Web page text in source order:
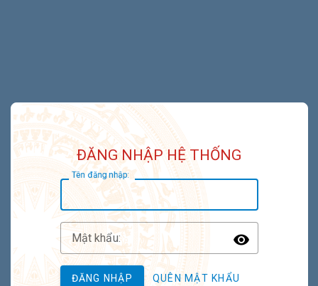
ĐĂNG NHẬP HỆ THỐNG
Tên đăng nhập:
Mật khẩu:
Toggle
ĐĂNG NHẬP QUÊN MẬT KHẨU